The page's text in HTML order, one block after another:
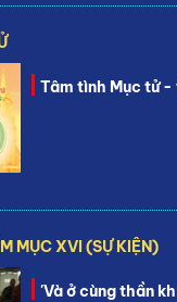
Tâm tình Mục tử
MỤC XVI (SỰ KIỆN)
'Và ở cùng thần